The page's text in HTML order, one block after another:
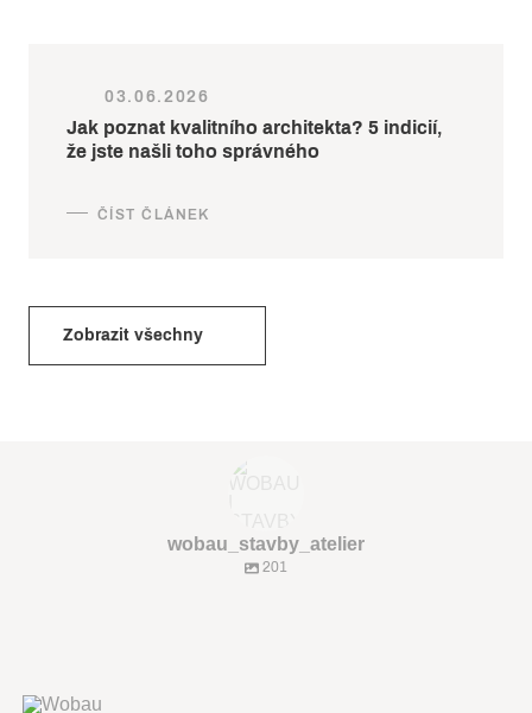
03.06.2026
Jak poznat kvalitního architekta? 5 indicií,
že jste našli toho správného
Zobrazit všechny
wobau_stavby_atelier
201